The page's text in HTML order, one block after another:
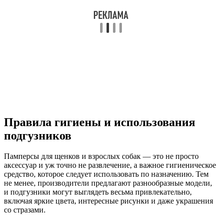
Правила гигиены и использования
подгузников
Памперсы для щенков и взрослых собак — это не просто
аксессуар и уж точно не развлечение, а важное гигиеническое
средство, которое следует использовать по назначению. Тем
не менее, производители предлагают разнообразные модели,
и подгузники могут выглядеть весьма привлекательно,
включая яркие цвета, интересные рисунки и даже украшения
со стразами.